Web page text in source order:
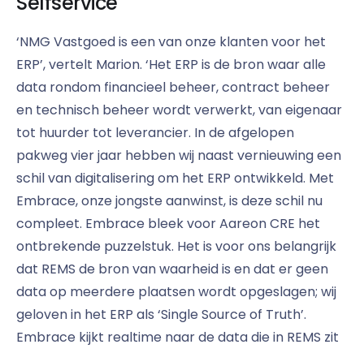
‘NMG Vastgoed is een van onze klanten voor het
ERP’, vertelt Marion. ‘Het ERP is de bron waar alle
data rondom financieel beheer, contract beheer
en technisch beheer wordt verwerkt, van eigenaar
tot huurder tot leverancier. In de afgelopen
pakweg vier jaar hebben wij naast vernieuwing een
schil van digitalisering om het ERP ontwikkeld. Met
Embrace, onze jongste aanwinst, is deze schil nu
compleet. Embrace bleek voor Aareon CRE het
ontbrekende puzzelstuk. Het is voor ons belangrijk
dat REMS de bron van waarheid is en dat er geen
data op meerdere plaatsen wordt opgeslagen; wij
geloven in het ERP als ‘Single Source of Truth’.
Embrace kijkt realtime naar de data die in REMS zit